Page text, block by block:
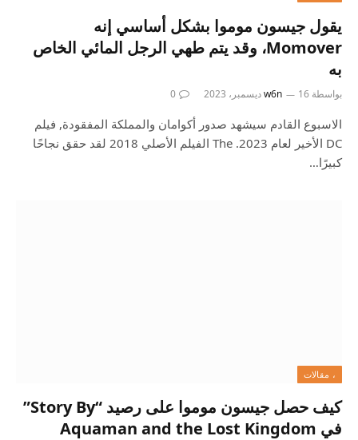
يقول جيسون موموا بشكل أساسي إنه
Momover، وقد يتم طهي الرجل المائي الخاص
به
بواسطة w6n 16 ديسمبر، 2023 0
الاسبوع القادم سيشهد صدور أكوامان والمملكة المفقودة, فيلم
DC الأخير لعام 2023. The الفيلم الأصلي 2018 لقد حقق نجاحًا
كبيرًا…
، مقالات
كيف حصل جيسون موموا على رصيد “Story By”
في Aquaman and the Lost Kingdom